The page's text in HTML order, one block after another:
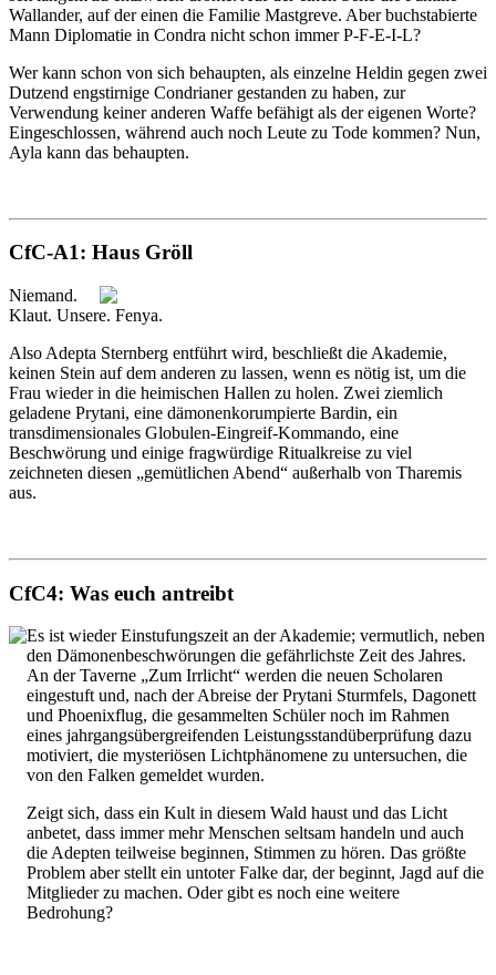
Wallander, auf der einen die Familie Mastgreve. Aber buchstabierte
Mann Diplomatie in Condra nicht schon immer P-F-E-I-L?
Wer kann schon von sich behaupten, als einzelne Heldin gegen zwei
Dutzend engstirnige Condrianer gestanden zu haben, zur
Verwendung keiner anderen Waffe befähigt als der eigenen Worte?
Eingeschlossen, während auch noch Leute zu Tode kommen? Nun,
Ayla kann das behaupten.
CfC-A1: Haus Gröll
Niemand.
Klaut. Unsere. Fenya.
Also Adepta Sternberg entführt wird, beschließt die Akademie,
keinen Stein auf dem anderen zu lassen, wenn es nötig ist, um die
Frau wieder in die heimischen Hallen zu holen. Zwei ziemlich
geladene Prytani, eine dämonenkorumpierte Bardin, ein
transdimensionales Globulen-Eingreif-Kommando, eine
Beschwörung und einige fragwürdige Ritualkreise zu viel
zeichneten diesen „gemütlichen Abend“ außerhalb von Tharemis
aus.
CfC4: Was euch antreibt
Es ist wieder Einstufungszeit an der Akademie; vermutlich, neben
den Dämonenbeschwörungen die gefährlichste Zeit des Jahres.
An der Taverne „Zum Irrlicht“ werden die neuen Scholaren
eingestuft und, nach der Abreise der Prytani Sturmfels, Dagonett
und Phoenixflug, die gesammelten Schüler noch im Rahmen
eines jahrgangsübergreifenden Leistungsstandüberprüfung dazu
motiviert, die mysteriösen Lichtphänomene zu untersuchen, die
von den Falken gemeldet wurden.
Zeigt sich, dass ein Kult in diesem Wald haust und das Licht
anbetet, dass immer mehr Menschen seltsam handeln und auch
die Adepten teilweise beginnen, Stimmen zu hören. Das größte
Problem aber stellt ein untoter Falke dar, der beginnt, Jagd auf die
Mitglieder zu machen. Oder gibt es noch eine weitere
Bedrohung?